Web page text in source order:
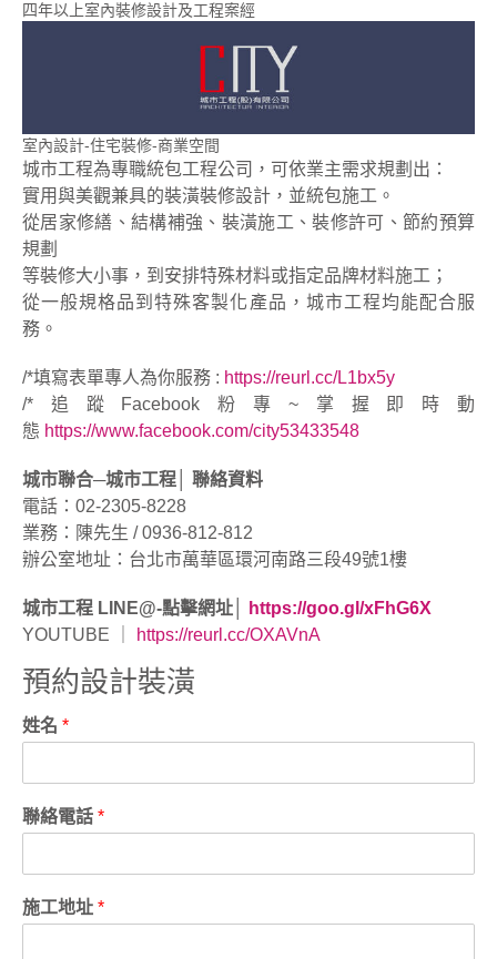
四年以上室內裝修設計及工程案經
室內設計-住宅裝修-商業空間
城市工程為專職統包工程公司，可依業主需求規劃出：
實用與美觀兼具的裝潢裝修設計，並統包施工。
從居家修繕、結構補強、裝潢施工、裝修許可、節約預算
規劃
等裝修大小事，到安排特殊材料或指定品牌材料施工；
從一般規格品到特殊客製化產品，城市工程均能配合服
務。
/*填寫表單專人為你服務 : https://reurl.cc/L1bx5y
/*追蹤Facebook粉專~掌握即時動
態 https://www.facebook.com/city53433548
城市聯合─城市工程│ 聯絡資料
電話：02-2305-8228
業務：陳先生 / 0936-812-812
辦公室地址：台北市萬華區環河南路三段49號1樓
城市工程 LINE@-點擊網址│
https://goo.gl/xFhG6X
YOUTUBE ｜
https://reurl.cc/OXAVnA
預約設計裝潢
姓名 *
聯絡電話 *
施工地址 *